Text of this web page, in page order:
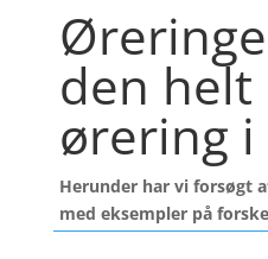
den helt
ørering i
Herunder har vi forsøgt
med eksempler på